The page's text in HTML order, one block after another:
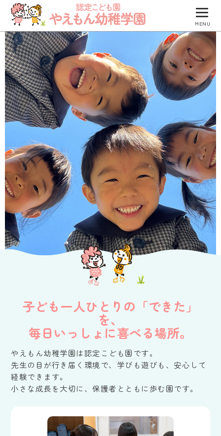
子ども一人ひとりの「できた」
を、
毎日いっしょに喜べる場所。
やえもん幼稚学園は認定こども園です。
先生の目が行き届く環境で、学びも遊びも、安心して
経験できます。
小さな成長を大切に、保護者とともに歩む園です。
MENU
園について
園での生活
防災について
入園のご案内
園のブログ
つくしグループ